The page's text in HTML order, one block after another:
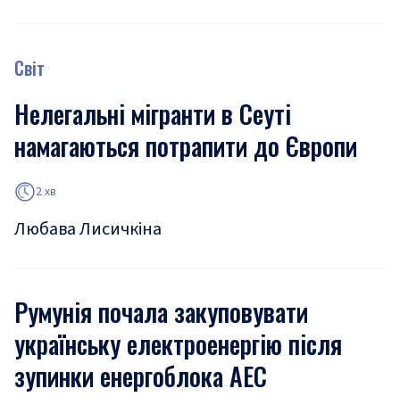
Світ
Нелегальні мігранти в Сеуті
намагаються потрапити до Європи
2 хв
Любава Лисичкіна
Румунія почала закуповувати
українську електроенергію після
зупинки енергоблока АЕС